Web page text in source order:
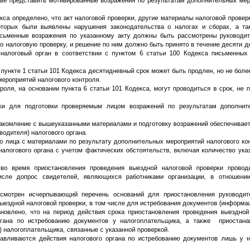
определено, что акт налоговой проверки, другие материалы налоговой
были выявлены нарушения законодательства о налогах и сборах, а
возражения по указанному акту должны быть рассмотрены
налоговую проверку, и решение по ним должно быть принято в течение десяти
орган в соответствии с пунктом 6 статьи 100 Кодекса письменных
1 статьи 101 Кодекса десятидневный срок может быть продлен, но не
налогового контроля.
на основании пункта 6 статьи 101 Кодекса, могут проводиться в срок,
для подготовки проверяемым лицом возражений по результатам
с вышеуказанными материалами и подготовку возражений
налогового органа.
с материалами по результату дополнительных мероприятий налогового
органа с учетом фактических обстоятельств, включая количество
время приостановления проведения выездной налоговой проверки
допрос свидетелей, являющихся работниками организации, в
исчерпывающий перечень оснований для приостановления
налоговой проверки, в том числе для истребования документов
что на период действия срока приостановления проведения выездной
по истребованию документов у налогоплательщика, а также
связанные с указанной проверкой.
действия налогового органа по истребованию документов лишь у